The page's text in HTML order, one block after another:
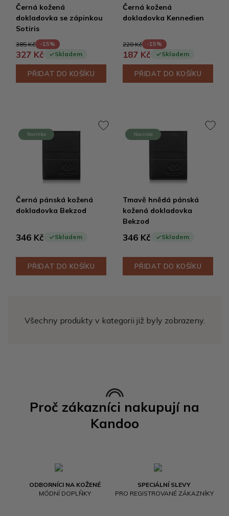
Černá kožená
dokladovka se zápinkou
Sotiris
385 Kč -15%
327 Kč Skladem
PŘIDAT DO KOŠÍKU
Černá kožená
dokladovka Kennedien
220 Kč -15%
187 Kč Skladem
PŘIDAT DO KOŠÍKU
Novinka
Černá pánská kožená
dokladovka Bekzod
346 Kč Skladem
PŘIDAT DO KOŠÍKU
Novinka
Tmavě hnědá pánská
kožená dokladovka
Bekzod
346 Kč Skladem
PŘIDAT DO KOŠÍKU
Všechny produkty v kategorii již byly zobrazeny.
Proč zákazníci nakupují na
Kandoo
ODBORNÍCI NA KOŽENÉ
MÓDNÍ DOPLŇKY
SPECIÁLNÍ SLEVY
PRO REGISTROVANÉ ZÁKAZNÍKY